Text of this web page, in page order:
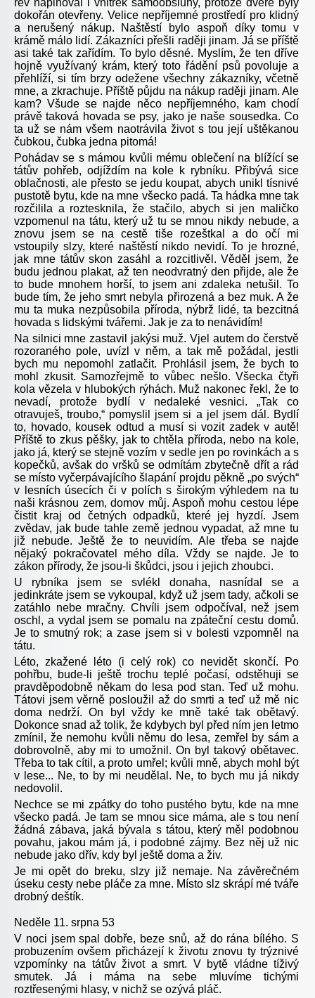
dokořán otevřeny. Velice nepříjemné prostředí pro klidný
a nerušený nákup. Naštěstí bylo aspoň díky tomu v
krámě málo lidí. Zákazníci přešli raději jinam. Já se příště
asi také tak zařídím. To bylo děsné. Myslím, že ten dříve
hojně využívaný krám, který toto řádění psů povoluje a
přehlíží, si tím brzy odežene všechny zákazníky, včetně
mne, a zkrachuje. Příště půjdu na nákup raději jinam. Ale
kam? Všude se najde něco nepříjemného, kam chodí
právě taková hovada se psy, jako je naše sousedka. Co
ta už se nám všem naotrávila život s tou její uštěkanou
čubkou, čubka jedna pitomá!
Pohádav se s mámou kvůli mému oblečení na blížící se
tátův pohřeb, odjíždím na kole k rybníku. Přibývá sice
oblačnosti, ale přesto se jedu koupat, abych unikl tísnivé
pustotě bytu, kde na mne všecko padá. Ta hádka mne tak
rozčilila a roztesknila, že stačilo, abych si jen maličko
vzpomenul na tátu, který už tu se mnou nikdy nebude, a
znovu jsem se na cestě tiše rozeštkal a do očí mi
vstoupily slzy, které naštěstí nikdo nevidí. To je hrozné,
jak mne tátův skon zasáhl a rozcitlivěl. Věděl jsem, že
budu jednou plakat, až ten neodvratný den přijde, ale že
to bude mnohem horší, to jsem ani zdaleka netušil. To
bude tím, že jeho smrt nebyla přirozená a bez muk. A že
mu ta muka nezpůsobila příroda, nýbrž lidé, ta bezcitná
hovada s lidskými tvářemi. Jak je za to nenávidím!
Na silnici mne zastavil jakýsi muž. Vjel autem do čerstvě
rozoraného pole, uvízl v něm, a tak mě požádal, jestli
bych mu nepomohl zatlačit. Prohlásil jsem, že bych to
mohl zkusit. Samozřejmě to vůbec nešlo. Všecka čtyři
kola vězela v hlubokých rýhách. Muž nakonec řekl, že to
nevadí, protože bydlí v nedaleké vesnici. „Tak co
otravuješ, troubo,“ pomyslil jsem si a jel jsem dál. Bydlí
to, hovado, kousek odtud a musí si vozit zadek v autě!
Příště to zkus pěšky, jak to chtěla příroda, nebo na kole,
jako já, který se stejně vozím v sedle jen po rovinkách a s
kopečků, avšak do vršků se odmítám zbytečně dřít a rád
se místo vyčerpávajícího šlapání projdu pěkně „po svých“
v lesních úsecích či v polích s širokým výhledem na tu
naši krásnou zem, domov můj. Aspoň mohu cestou lépe
čistit kraj od četných odpadků, které jej hyzdí. Jsem
zvědav, jak bude tahle země jednou vypadat, až mne tu
již nebude. Ještě že to neuvidím. Ale třeba se najde
nějaký pokračovatel mého díla. Vždy se najde. Je to
zákon přírody, že jsou-li škůdci, jsou i jejich zhoubci.
U rybníka jsem se svlékl donaha, nasnídal se a
jedinkráte jsem se vykoupal, když už jsem tady, ačkoli se
zatáhlo nebe mračny. Chvíli jsem odpočíval, než jsem
oschl, a vydal jsem se pomalu na zpáteční cestu domů.
Je to smutný rok; a zase jsem si v bolesti vzpomněl na
tátu.
Léto, zkažené léto (i celý rok) co nevidět skončí. Po
pohřbu, bude-li ještě trochu teplé počasí, odstěhuji se
pravděpodobně někam do lesa pod stan. Teď už mohu.
Tátovi jsem věrně posloužil až do smrti a teď už mě nic
doma nedrží. On byl vždy ke mně také tak obětavý.
Dokonce snad až tolik, že kdybych byl před ním jen letmo
zmínil, že nemohu kvůli němu do lesa, zemřel by sám a
dobrovolně, aby mi to umožnil. On byl takový obětavec.
Třeba to tak cítil, a proto umřel; kvůli mně, abych mohl být
v lese... Ne, to by mi neudělal. Ne, to bych mu já nikdy
nedovolil.
Nechce se mi zpátky do toho pustého bytu, kde na mne
všecko padá. Je tam se mnou sice máma, ale s tou není
žádná zábava, jaká bývala s tátou, který měl podobnou
povahu, jakou mám já, i podobné zájmy. Bez něj už nic
nebude jako dřív, kdy byl ještě doma a živ.
Je mi opět do breku, slzy již nemaje. Na závěrečném
úseku cesty nebe pláče za mne. Místo slz skrápí mé tváře
drobný deštík.
Neděle 11. srpna 53
V noci jsem spal dobře, beze snů, až do rána bílého. S
probuzením ovšem přicházejí k životu znovu ty trýznivé
vzpomínky na tátův život a smrt. V bytě vládne tíživý
smutek. Já i máma na sebe mluvíme tichými
roztřesenými hlasy, v nichž se ozývá pláč.